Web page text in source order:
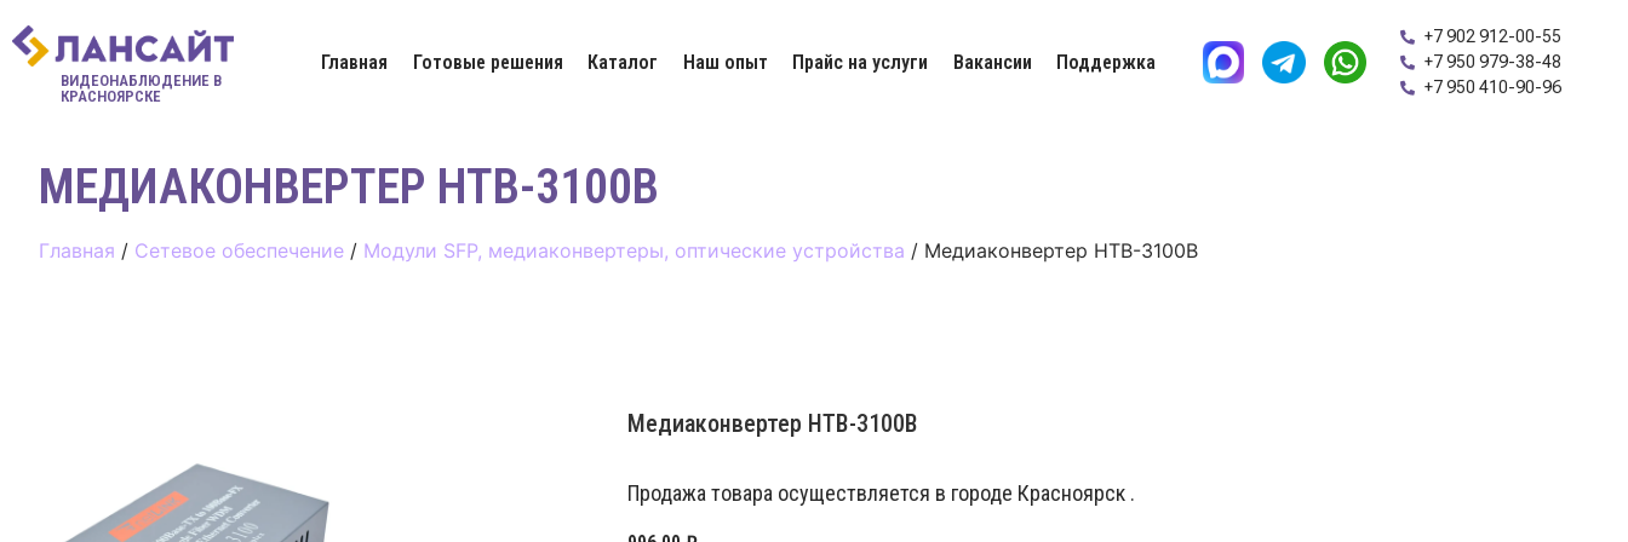
ВИДЕОНАБЛЮДЕНИЕ В
КРАСНОЯРСКЕ
Главная Готовые решения Каталог Наш опыт Прайс на услуги Вакансии Поддержка
+7 902 912-00-55
+7 950 979-38-48
+7 950 410-90-96
МЕДИАКОНВЕРТЕР HTB-3100B
Главная / Сетевое обеспечение / Модули SFP, медиаконвертеры, оптические устройства / Медиаконвертер HTB-3100B
Медиаконвертер HTB-3100B
Продажа товара осуществляется в городе Красноярск .